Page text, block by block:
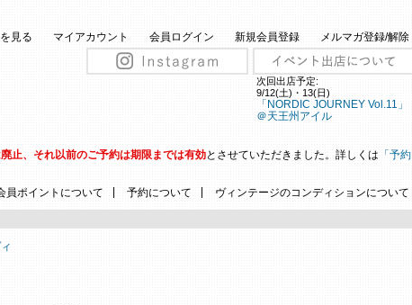
見る
マイアカウント 会員ログイン 新規会員登録 メルマガ登録/解除
次回出店予定:
9/12(土)・13(日)
「NORDIC JOURNEY Vol.11」
＠天王州アイル
止、それ以前のご予約は期限までは有効とさせていただきました。詳しくは 「予約
員ポイントについて 予約について ヴィンテージのコンディションについて